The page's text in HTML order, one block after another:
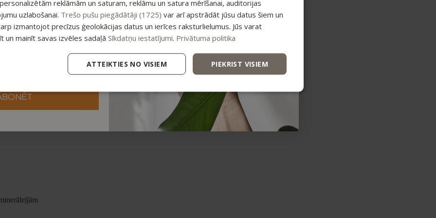
matos. Viegli noskalojama, neatstāj smagu sajūtu ne uz ādas, ne matos.
reklāmām un saturam, reklāmu un satura mērīšanai, auditorijas
uzlabošanai. Trešo pušu piegādātāji (1725) var arī apstrādāt jūsu datus šiem un
izmantojot precīzus ģeolokācijas datus un ierīces raksturlielumus. Jūs varat
un mainīt savas izvēles sadaļā Sīkdatņu iestatījumi. Privātuma politika
PIEKRIST VISIEM
ATTEIKTIES NO VISIEM